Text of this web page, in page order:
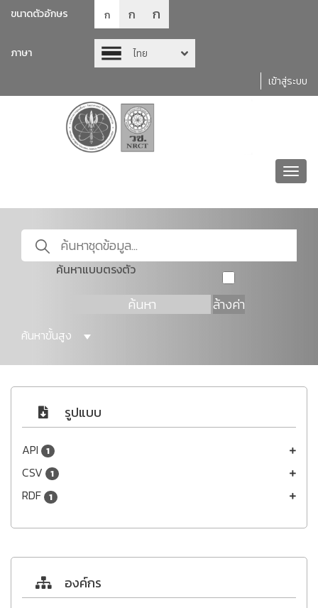
ขนาดตัวอักษร ก ก ก
ภาษา
ไทย
เข้าสู่ระบบ
ค้นหาแบบตรงตัว
ค้นหา ล้างค่า
ค้นหาขั้นสูง
รูปแบบ
API 1
CSV 1
RDF 1
องค์กร